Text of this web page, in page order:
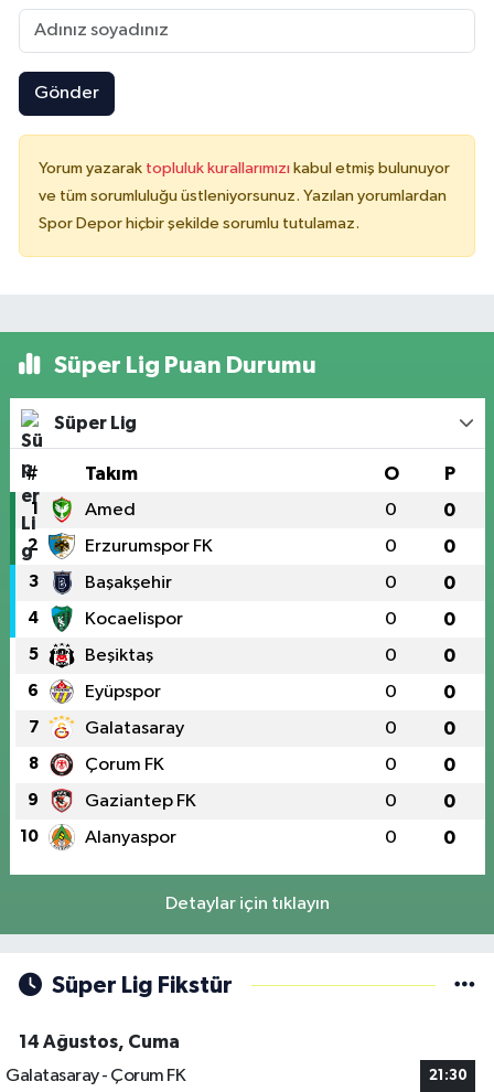
Gönder
Yorum yazarak topluluk kurallarımızı kabul etmiş bulunuyor
ve tüm sorumluluğu üstleniyorsunuz. Yazılan yorumlardan
Spor Depor hiçbir şekilde sorumlu tutulamaz.
Süper Lig Puan Durumu
Süper Lig
# Takım O P
1 Amed 0 0
2 Erzurumspor FK 0 0
3 Başakşehir 0 0
4 Kocaelispor 0 0
5 Beşiktaş 0 0
6 Eyüpspor 0 0
7 Galatasaray 0 0
8 Çorum FK 0 0
9 Gaziantep FK 0 0
10 Alanyaspor 0 0
Detaylar için tıklayın
Süper Lig Fikstür
14 Ağustos, Cuma
Galatasaray - Çorum FK
21:30